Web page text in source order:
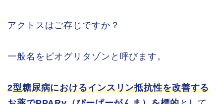
アクトスはご存じですか？
一般名をピオグリタゾンと呼びます。
2型糖尿病におけるインスリン抵抗性を改善する